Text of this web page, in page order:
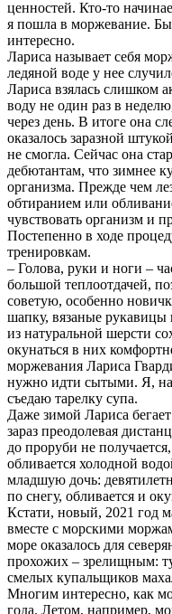
ценностей. Кто-то
я пошла в моржевание.
интересно.
Лариса называет себя
ледяной воде у нее
Лариса взялась слишком
воду не один раз в
через день. В итоге она
оказалось заразной
не смогла. Сейчас она
дебютантам, что зимнее
организма. Прежде чем
обтиранием или
чувствовать организм и
Постепенно в ходе
тренировкам.
– Голова, руки и ноги –
большой теплоотдачей,
советую, особенно
шапку, вязаные
из натуральной шерсти
окунаться в них
моржевания Лариса
нужно идти сытыми. Я,
съедаю тарелку супа.
Даже зимой Лариса
зараз преодолевая
до проруби не
обливается холодной
младшую дочь:
по снегу, обливается и
Кстати, новый, 2021 год
вместе с морскими
море оказалось для
прохожих – зрелищным:
смелых купальщиков
Многим интересно, как
года. Летом, например,